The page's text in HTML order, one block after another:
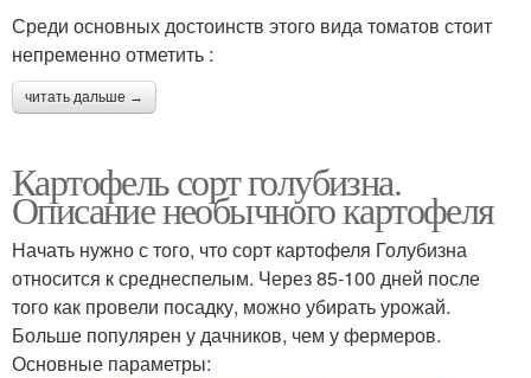
Среди основных достоинств этого вида томатов стоит
непременно отметить :
читать дальше →
Картофель сорт голубизна.
Описание необычного картофеля
Начать нужно с того, что сорт картофеля Голубизна
относится к среднеспелым. Через 85-100 дней после
того как провели посадку, можно убирать урожай.
Больше популярен у дачников, чем у фермеров.
Основные параметры: